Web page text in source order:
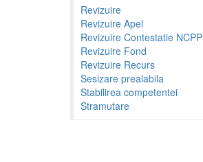
Revizuire
Revizuire Apel
Revizuire Contestatie NCPP
Revizuire Fond
Revizuire Recurs
Sesizare prealabila
Stabilirea competentei
Stramutare